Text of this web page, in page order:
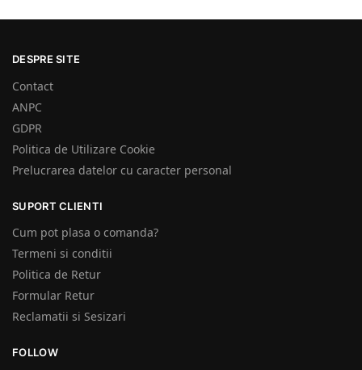
DESPRE SITE
Contact
ANPC
GDPR
Politica de Utilizare Cookie
Prelucrarea datelor cu caracter personal
SUPORT CLIENTI
Cum pot plasa o comanda?
Termeni si conditii
Politica de Retur
Formular Retur
Reclamatii si Sesizari
FOLLOW